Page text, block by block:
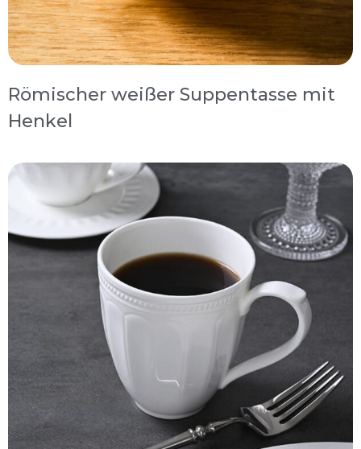
Römischer weißer Suppentasse mit
Henkel